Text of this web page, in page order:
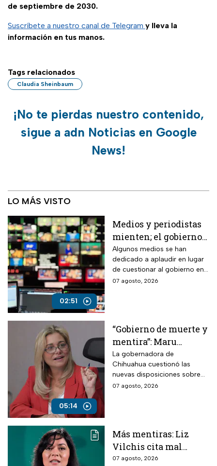
de septiembre de 2030.
Suscríbete a nuestro canal de Telegram y lleva la
información en tus manos.
Tags relacionados
Claudia Sheinbaum
¡No te pierdas nuestro contenido,
sigue a adn Noticias en Google
News!
LO MÁS VISTO
02:51
Medios y periodistas
mienten; el gobierno
controla la narrativa a
través de paleros
Algunos medios se han
dedicado a aplaudir en lugar
de cuestionar al gobierno en
medio de los nuevos
07 agosto, 2026
05:14
“Gobierno de muerte y
mentira”: Maru
Campos arremete
contra Morena por
polémicos
lineamientos de
La gobernadora de
Chihuahua cuestionó las
nuevas disposiciones sobre
medios y lanzó fuertes
07 agosto, 2026
Más mentiras: Liz
Vilchis cita mal
estudio de Reuters
07 agosto, 2026